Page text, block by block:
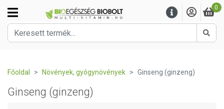
0
Főoldal Növények, gyógynövények Ginseng (ginzeng)
Ginseng (ginzeng)